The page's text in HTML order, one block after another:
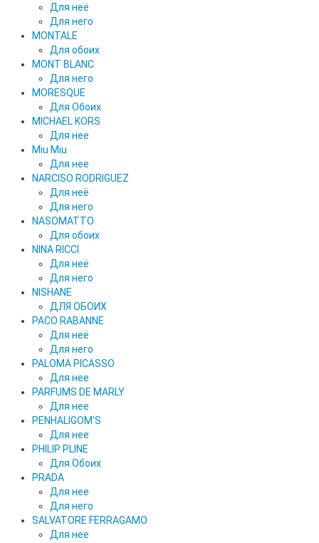
Для неё
Для него
MONTALE
Для обоих
MONT BLANC
Для него
MORESQUE
Для Обоих
MICHAEL KORS
Для нее
Miu Miu
Для нее
NARCISO RODRIGUEZ
Для неё
Для него
NASOMATTO
Для обоих
NINA RICCI
Для неё
Для него
NISHANE
ДЛЯ ОБОИХ
PACO RABANNE
Для неё
Для него
PALOMA PICASSO
Для нее
PARFUMS DE MARLY
Для нее
PENHALIGOM'S
Для нее
PHILIP PLINE
Для Обоих
PRADA
Для нее
Для него
SALVATORE FERRAGAMO
Для нее